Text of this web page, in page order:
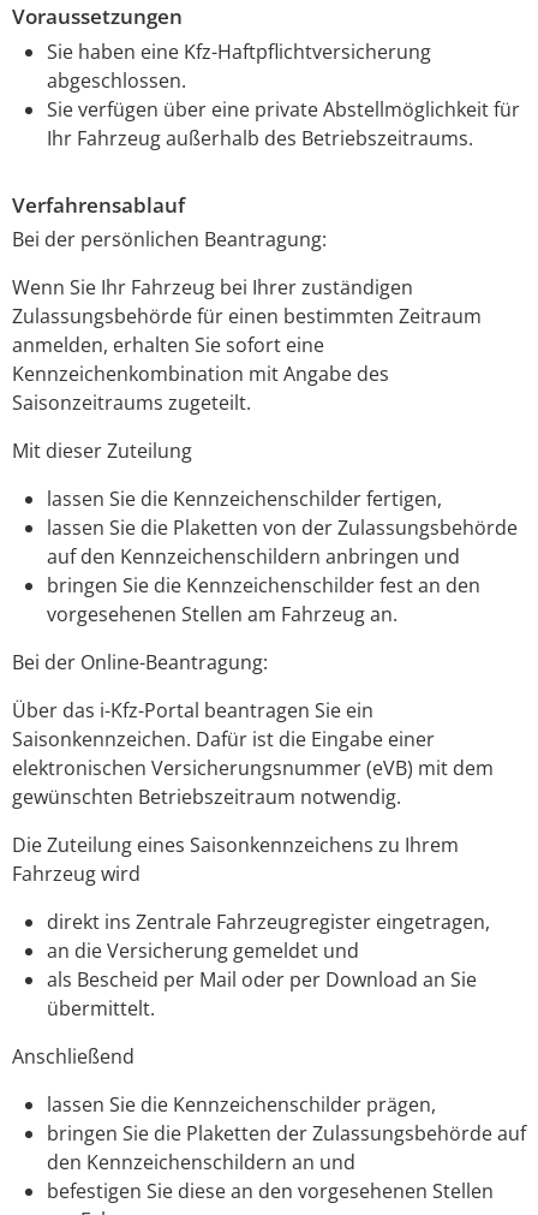
Voraussetzungen
Sie haben eine Kfz-Haftpflichtversicherung
abgeschlossen.
Sie verfügen über eine private Abstellmöglichkeit für
Ihr Fahrzeug außerhalb des Betriebszeitraums.
Verfahrensablauf
Bei der persönlichen Beantragung:
Wenn Sie Ihr Fahrzeug bei Ihrer zuständigen
Zulassungsbehörde für einen bestimmten Zeitraum
anmelden, erhalten Sie sofort eine
Kennzeichenkombination mit Angabe des
Saisonzeitraums zugeteilt.
Mit dieser Zuteilung
lassen Sie die Kennzeichenschilder fertigen,
lassen Sie die Plaketten von der Zulassungsbehörde
auf den Kennzeichenschildern anbringen und
bringen Sie die Kennzeichenschilder fest an den
vorgesehenen Stellen am Fahrzeug an.
Bei der Online-Beantragung:
Über das i-Kfz-Portal beantragen Sie ein
Saisonkennzeichen. Dafür ist die Eingabe einer
elektronischen Versicherungsnummer (eVB) mit dem
gewünschten Betriebszeitraum notwendig.
Die Zuteilung eines Saisonkennzeichens zu Ihrem
Fahrzeug wird
direkt ins Zentrale Fahrzeugregister eingetragen,
an die Versicherung gemeldet und
als Bescheid per Mail oder per Download an Sie
übermittelt.
Anschließend
lassen Sie die Kennzeichenschilder prägen,
bringen Sie die Plaketten der Zulassungsbehörde auf
den Kennzeichenschildern an und
befestigen Sie diese an den vorgesehenen Stellen